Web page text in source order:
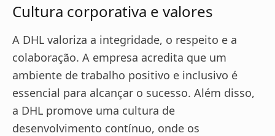
Cultura corporativa e valores
A DHL valoriza a integridade, o respeito e a
colaboração. A empresa acredita que um
ambiente de trabalho positivo e inclusivo é
essencial para alcançar o sucesso. Além disso,
a DHL promove uma cultura de
desenvolvimento contínuo, onde os